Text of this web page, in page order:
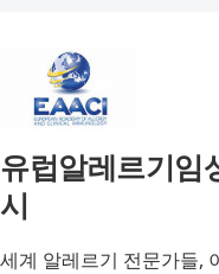
유럽알레르기임
시
세계 알레르기 전문가들,